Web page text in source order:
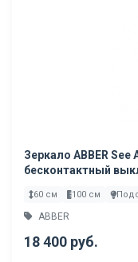
Зеркало ABBER See
бесконтактный
60 см 100 см
ABBER
18 400 руб.